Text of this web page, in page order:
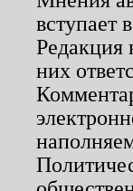
вступает
Редакция
них